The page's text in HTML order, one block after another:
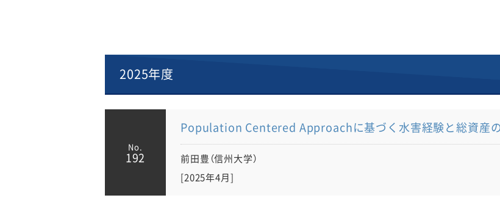
2025年度
No.
192
Population Centered Approachに基づく水害経験と総資産
前田豊（信州大学）
2025年4月